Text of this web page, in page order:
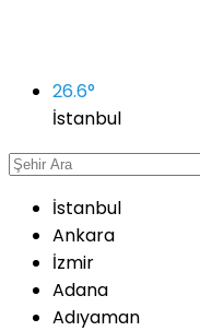
26.6°
İstanbul
İstanbul
Ankara
İzmir
Adana
Adıyaman